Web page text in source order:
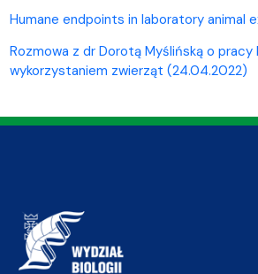
Humane endpoints in laboratory animal
Rozmowa z dr Dorotą Myślińską o pracy
wykorzystaniem zwierząt (24.04.2022)